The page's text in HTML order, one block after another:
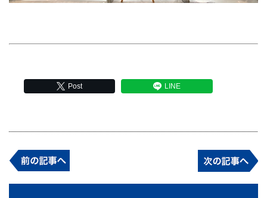
Post LINE